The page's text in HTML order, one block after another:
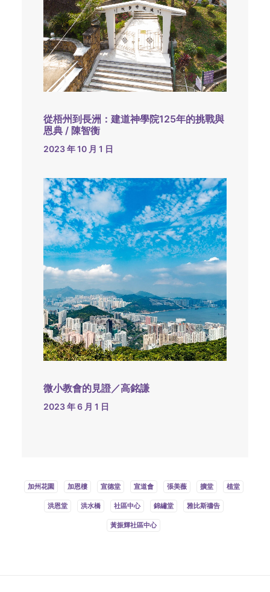
從梧州到長洲：建道神學院125年的挑戰與
恩典 / 陳智衡
2023 年 10 月 1 日
微小教會的見證／高銘謙
2023 年 6 月 1 日
加州花園 加恩樓 宣德堂 宣道會 張美薇 擴堂 植堂
洪恩堂 洪水橋 社區中心 錦繡堂 雅比斯禱告
黃振輝社區中心